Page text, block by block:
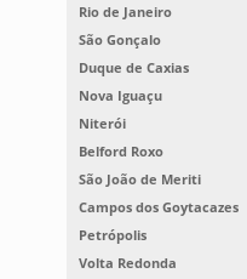
Rio de Janeiro
São Gonçalo
Duque de Caxias
Nova Iguaçu
Niterói
Belford Roxo
São João de Meriti
Campos dos Goytacazes
Petrópolis
Volta Redonda